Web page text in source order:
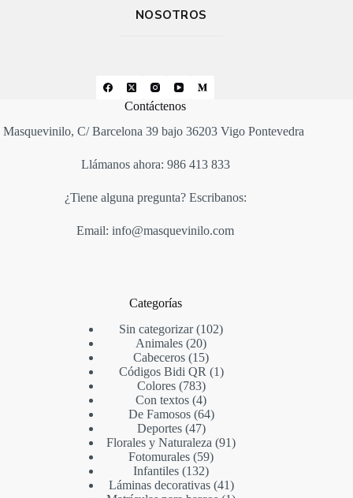
NOSOTROS
Contáctenos
Masquevinilo, C/ Barcelona 39 bajo 36203 Vigo Pontevedra
Llámanos ahora: 986 413 833
¿Tiene alguna pregunta? Escribanos:
Email: info@masquevinilo.com
Categorías
Sin categorizar 102
Animales 20
Cabeceros 15
Códigos Bidi QR
1
Colores 783
Con textos 4
De Famosos 64
Deportes 47
Florales y Naturaleza 91
Fotomurales 59
Infantiles 132
Láminas decorativas 41